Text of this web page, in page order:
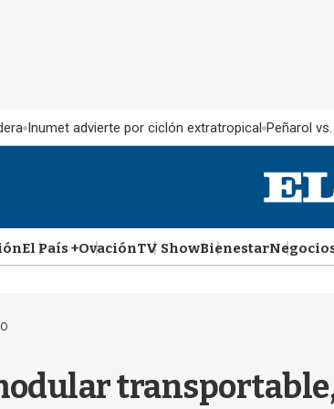
Inumet advierte por ciclón extratropical Peñarol
El País +OvaciónTV ShowBienestar